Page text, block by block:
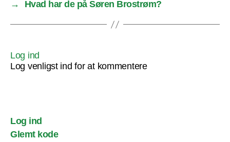
→
Hvad har de på Søren Brostrøm?
Log ind
Log venligst ind for at kommentere
Log ind
Glemt kode